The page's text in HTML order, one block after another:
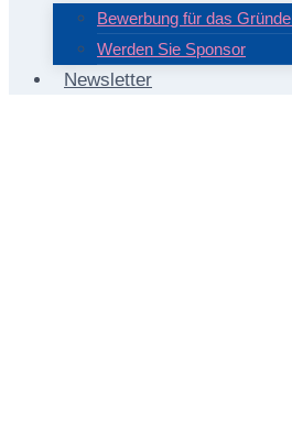
Bewerbung für das
Werden Sie Sponsor
Newsletter